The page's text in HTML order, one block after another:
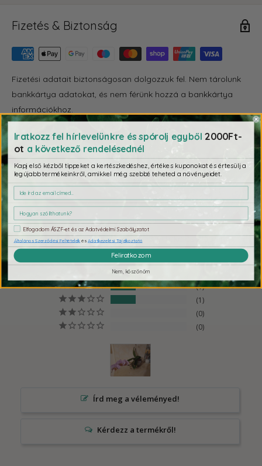
Fizetés & Biztonság
Fizetési adatait biztonságosan dolgozzuk fel. Nem tárolunk
bankkártya adatokat, és nem férünk hozzá a bankkártya
információkhoz.
Ezeket se hagyd ki
4,0 3 értékelés alapján
1
1
0
0
Írd meg a véleményed!
Iratkozz fel hírlevelünkre és spórolj egyből 2000Ft-
ot a következő rendelésednél
Kapj első kézből tippeket a kertészkedéshez, értékes kuponokat és értesülj a
legújabb termékeinkről, amikkel még szebbé teheted a növényeidet.
Elfogadom ÁSZF-et és az Adatvédelmi Szabályzatot
Általános Szerződési FeltételekésAdatkezelési Tájékoztató
Feliratkozom
Nem, köszönöm